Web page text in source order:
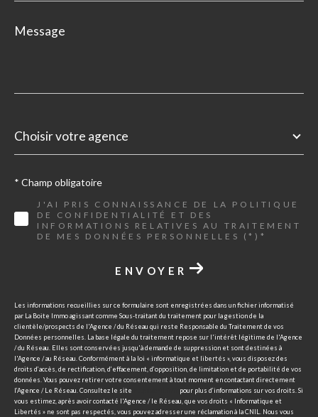
Message
*
votre
agence
Choisir votre agence
J'AI PRIS CONNAISSANCE DE LA POLITIQUE
DE CONFIDENTIALITÉ ET DES
INFORMATIONS RELATIVES AU TRAITEMENT
DE MES DONNÉES PERSONNELLES (*)*
* Champ obligatoire
ENVOYER
Les informations recueillies sur ce formulaire sont enregistrées dans un fichier informatisé
par La Boite Immo agissant comme Sous-traitant du traitement pour la gestion de la
clientèle/prospects de l'Agence / du Réseau qui reste Responsable du Traitement de vos
Données personnelles. La base légale du traitement repose sur l'intérêt légitime de l'Agence
/ du Réseau. Elles sont conservées jusqu'à demande de suppression et sont destinées à
l'Agence / au Réseau. Conformément à la loi « informatique et libertés », vous disposez des
droits d’accès, de rectification, d’effacement, d’opposition, de limitation et de portabilité de vos
données. Vous pouvez retirer votre consentement à tout moment en contactant directement
l’Agence / Le Réseau. Consultez le site
pour plus d’informations sur vos droits. Si
vous estimez, après avoir contacté l'Agence / le Réseau, que vos droits « Informatique et
Libertés » ne sont pas respectés, vous pouvez adresser une réclamation à la CNIL. Nous vous